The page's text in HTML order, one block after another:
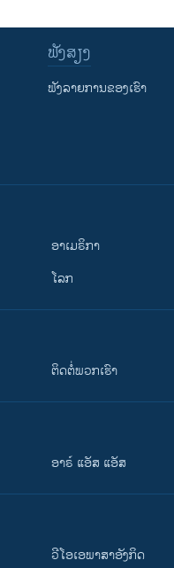
ຟັງສຽງ
ຟັງລາຍການຂອງເຮົາ
ອາເມຣິກາ
ໂລກ
ຕິດຕໍ່ພວກເຮົາ
ອາຣ໌ ແອັສ ແອັສ
ວີ​ໂອ​ເອ​ພາ​ສາ​ອັງ​ກິດ